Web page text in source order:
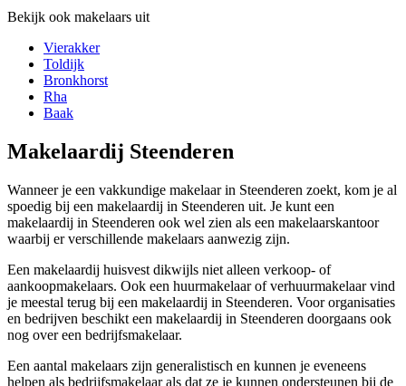
Bekijk ook makelaars uit
Vierakker
Toldijk
Bronkhorst
Rha
Baak
Makelaardij Steenderen
Wanneer je een vakkundige makelaar in Steenderen zoekt, kom je al
spoedig bij een makelaardij in Steenderen uit. Je kunt een
makelaardij in Steenderen ook wel zien als een makelaarskantoor
waarbij er verschillende makelaars aanwezig zijn.
Een makelaardij huisvest dikwijls niet alleen verkoop- of
aankoopmakelaars. Ook een huurmakelaar of verhuurmakelaar vind
je meestal terug bij een makelaardij in Steenderen. Voor organisaties
en bedrijven beschikt een makelaardij in Steenderen doorgaans ook
nog over een bedrijfsmakelaar.
Een aantal makelaars zijn generalistisch en kunnen je eveneens
helpen als bedrijfsmakelaar als dat ze je kunnen ondersteunen bij de